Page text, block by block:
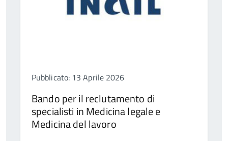
Pubblicato: 13 Aprile 2026
Bando per il reclutamento di
specialisti in Medicina legale e
Medicina del lavoro